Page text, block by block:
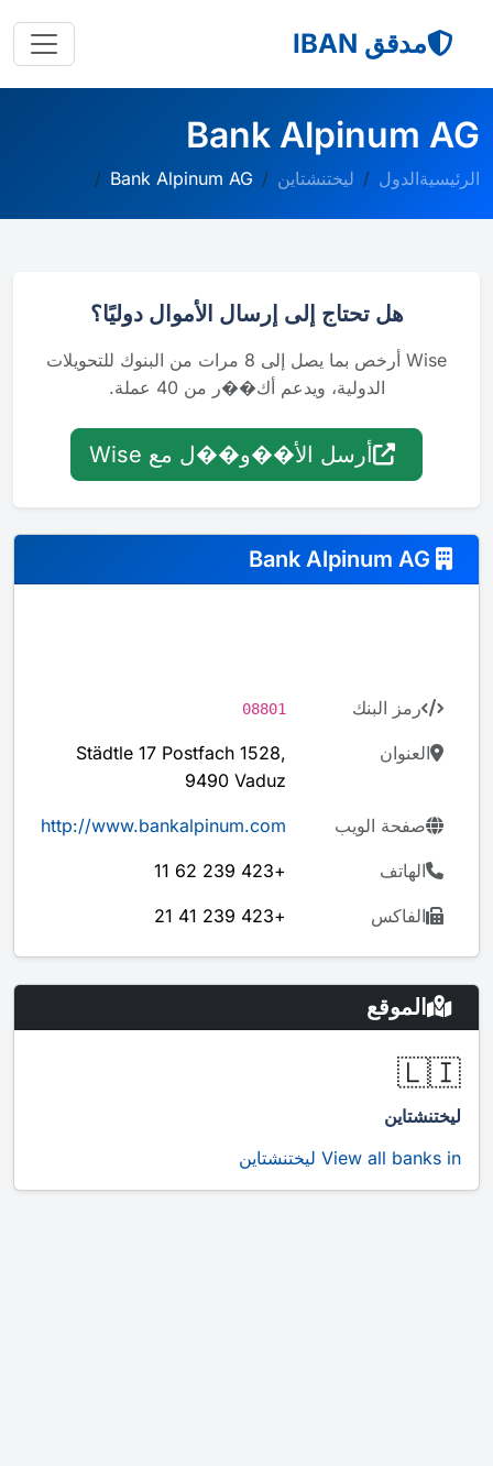
مدقق IBAN
Bank Alpinum AG
الرئيسيةالدول ليختنشتاين Bank Alpinum AG
هل تحتاج إلى إرسال الأموال دوليًا؟
Wise أرخص بما يصل إلى 8 مرات من البنوك للتحويلات
الدولية، ويدعم أك��ر من 40 عملة.
أرسل الأ��و��ل مع Wise
رمز البنك 08801
العنوان
Städtle 17 Postfach 1528,
9490 Vaduz
صفحة الويب http://www.bankalpinum.com
الهاتف +423 239 62 11
الفاكس +423 239 41 21
الموقع
🇱🇮
ليختنشتاين
View all banks in ليختنشتاين